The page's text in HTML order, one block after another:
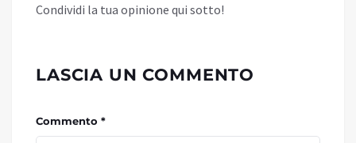
Condividi la tua opinione qui sotto!
LASCIA UN COMMENTO
Commento *